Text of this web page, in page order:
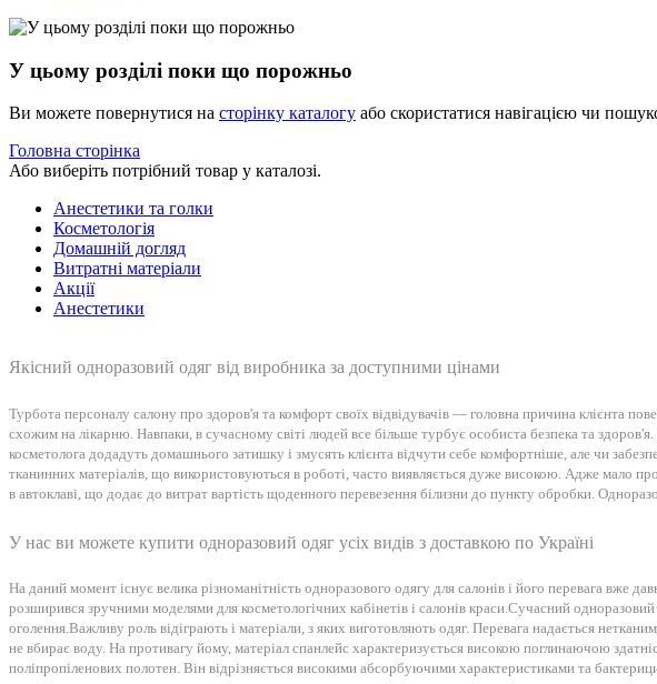
У цьому розділі поки що порожньо
Ви можете повернутися на сторінку каталогу або скористатися навігацією чи
Головна сторінка
Або виберіть потрібний товар у каталозі.
Анестетики та голки
Косметологія
Домашній догляд
Витратні матеріали
Акції
Анестетики
Якісний одноразовий одяг від виробника за доступними цінами
Турбота персоналу салону про здоров'я та комфорт своїх відвідувачів — головна причина клієнта
схожим на лікарню. Навпаки, в сучасному світі людей все більше турбує особиста безпека та
косметолога додадуть домашнього затишку і змусять клієнта відчути себе комфортніше, але чи
тканинних матеріалів, що використовуються в роботі, часто виявляється дуже високою. Адже мало
в автоклаві, що додає до витрат вартість щоденного перевезення білизни до пункту обробки.
У нас ви можете купити одноразовий одяг усіх видів з доставкою по Україні
На даний момент існує велика різноманітність одноразового одягу для салонів і його перевага вже
розширився зручними моделями для косметологічних кабінетів і салонів краси.Сучасний одноразовий
оголення.Важливу роль відіграють і матеріали, з яких виготовляють одяг. Перевага надається
не вбирає воду. На противагу йому, матеріал спанлейс характеризується високою поглинаючою
поліпропіленових полотен. Він відрізняється високими абсорбуючими характеристиками та